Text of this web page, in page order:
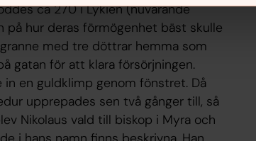
ca 270 i Lykien (nuvarande
på hur deras förmögenhet bäst skulle
med tre döttrar hemma som
gatan för att klara försörjningen.
en guldklimp genom fönstret. Då
upprepades sen två gånger till, så
Nikolaus vald till biskop i Myra och